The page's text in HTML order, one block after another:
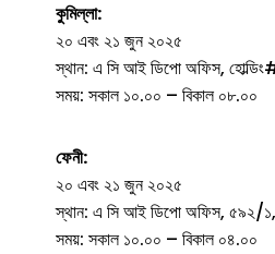
কুমিল্লা:
২০ এবং ২১ জুন ২০২৫
স্থান: এ সি আই ডিপো অফিস,
সময়: সকাল ১০.০০ – বিকাল ০৮.০০
ফেনী:
২০ এবং ২১ জুন ২০২৫
স্থান: এ সি আই ডিপো অফিস, ৫৯২/১,
সময়: সকাল ১০.০০ – বিকাল ০৪.০০